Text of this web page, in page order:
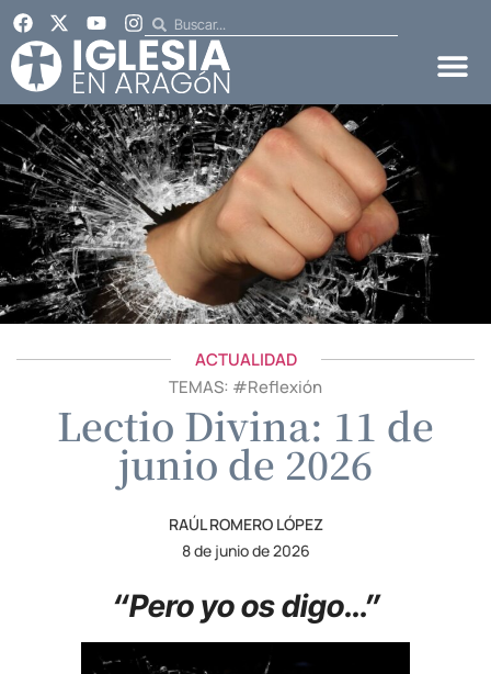
ACTUALIDAD
TEMAS: #Reflexión
Lectio Divina: 11 de
junio de 2026
RAÚL ROMERO LÓPEZ
8 de junio de 2026
“Pero yo os digo…”